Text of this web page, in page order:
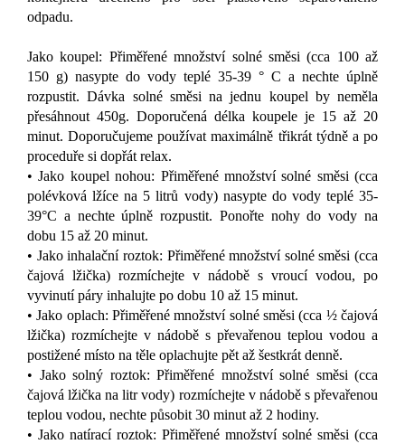
odpadu.
Jako koupel: Přiměřené množství solné směsi (cca 100 až
150 g) nasypte do vody teplé 35-39 ° C a nechte úplně
rozpustit. Dávka solné směsi na jednu koupel by neměla
přesáhnout 450g. Doporučená délka koupele je 15 až 20
minut. Doporučujeme používat maximálně třikrát týdně a po
proceduře si dopřát relax.
• Jako koupel nohou: Přiměřené množství solné směsi (cca
polévková lžíce na 5 litrů vody) nasypte do vody teplé 35-
39°C a nechte úplně rozpustit. Ponořte nohy do vody na
dobu 15 až 20 minut.
• Jako inhalační roztok: Přiměřené množství solné směsi (cca
čajová lžička) rozmíchejte v nádobě s vroucí vodou, po
vyvinutí páry inhalujte po dobu 10 až 15 minut.
• Jako oplach: Přiměřené množství solné směsi (cca ½ čajová
lžička) rozmíchejte v nádobě s převařenou teplou vodou a
postižené místo na těle oplachujte pět až šestkrát denně.
• Jako solný roztok: Přiměřené množství solné směsi (cca
čajová lžička na litr vody) rozmíchejte v nádobě s převařenou
teplou vodou, nechte působit 30 minut až 2 hodiny.
• Jako natírací roztok: Přiměřené množství solné směsi (cca